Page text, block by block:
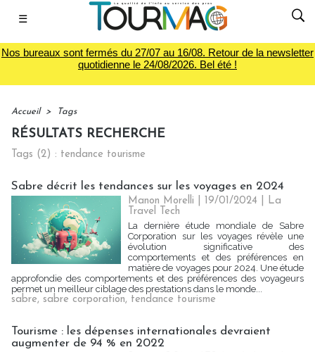
☰
Nos bureaux sont fermés du 27/07 au 16/08. Retour de la newsletter
quotidienne le 24/08/2026. Bel été !
Accueil > Tags
RÉSULTATS RECHERCHE
Tags (2) : tendance tourisme
Sabre décrit les tendances sur les voyages en 2024
Manon Morelli | 19/01/2024
La
Travel Tech
La dernière étude mondiale de Sabre
Corporation sur les voyages révèle une
évolution significative des
comportements et des préférences en
matière de voyages pour 2024. Une étude
approfondie des comportements et des préférences des voyageurs
permet un meilleur ciblage des prestations dans le monde...
sabre, sabre corporation, tendance tourisme
Tourisme : les dépenses internationales devraient
augmenter de 94 % en 2022